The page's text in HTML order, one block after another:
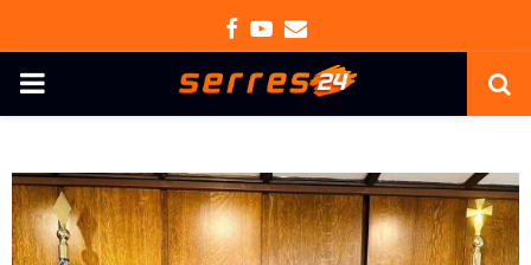
Facebook
Youtube
Email
PRIMARY